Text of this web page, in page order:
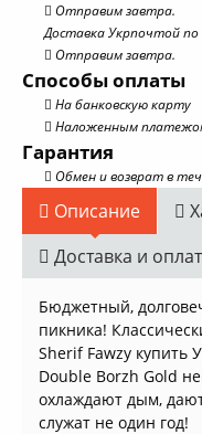
Отправим завтра.
Доставка Укрпочтой по
Отправим завтра.
Способы оплаты
На банковскую карту
Наложенным
Гарантия
Обмен и возврат в
Описание
Доставка и
Бюджетный,
пикника!
Sherif Fawzy купить
Double Borzh Gold
охлаждают дым,
служат не один год!